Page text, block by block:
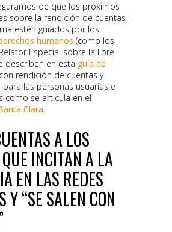
de que los próximos
sobre la rendición de cuentas
estén guiados por los
humanos (como los
Especial sobre la libre
describen en esta guía de
rendición de cuentas y
las personas usuarias e
como se articula en el
Clara.
A LOS
INCITAN A LA
EN LAS REDES
Y “SE SALEN CON